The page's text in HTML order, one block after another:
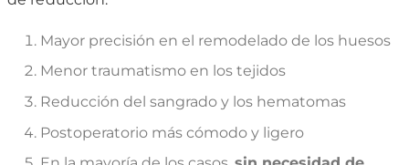
Mayor precisión en el remodelado de los huesos
Menor traumatismo en los tejidos
Reducción del sangrado y los hematomas
Postoperatorio más cómodo y ligero